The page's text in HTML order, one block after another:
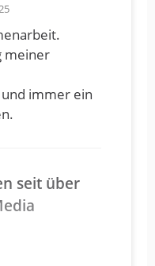
meiner
immer ein
seit über